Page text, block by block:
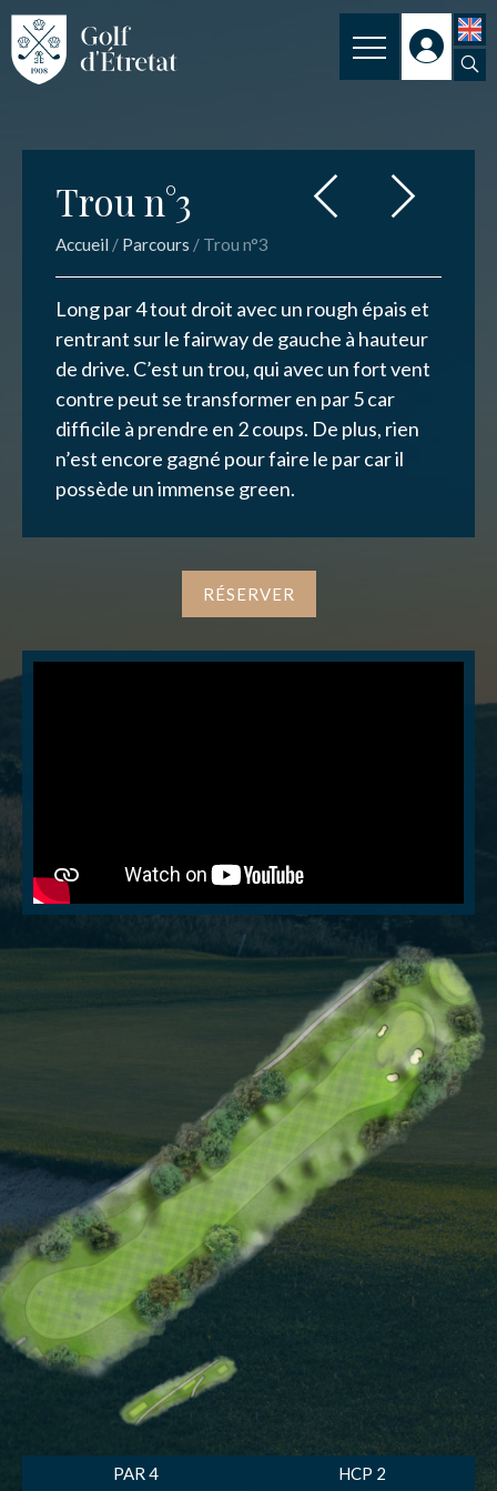
PAR 4 HCP 2
Trou n°3
Accueil / Parcours / Trou n°3
Long par 4 tout droit avec un rough épais et
rentrant sur le fairway de gauche à hauteur
de drive. C’est un trou, qui avec un fort vent
contre peut se transformer en par 5 car
difficile à prendre en 2 coups. De plus, rien
n’est encore gagné pour faire le par car il
possède un immense green.
RÉSERVER
CLUB
CLUB HOUSE
PARCOURS
NOS TARIFS
SPORT
ENSEIGNEMENT
ACTUALITÉS
NOS PARTENAIRES
NOUS CONTACTER
Nom*
Email*
Message *
J’autorise l'association ASS SPORTIVE GOLF